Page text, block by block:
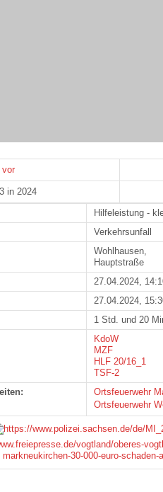
vor
in 2024
Hilfeleistung -
Verkehrsunfall
Wohlhausen,
Hauptstraße
27.04.2024,
27.04.2024,
1 Std. und 20
KdoW
MZF
HLF 20/16_1
TSF-2
Ortsfeuerwehr
Ortsfeuerwehr